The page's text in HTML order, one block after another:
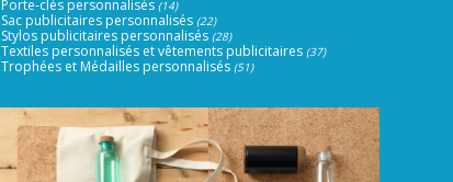
Porte-clés personnalisés (14)
Sac publicitaires personnalisés (22)
Stylos publicitaires personnalisés (28)
Textiles personnalisés et vêtements publicitaires (37)
Trophées et Médailles personnalisés (51)